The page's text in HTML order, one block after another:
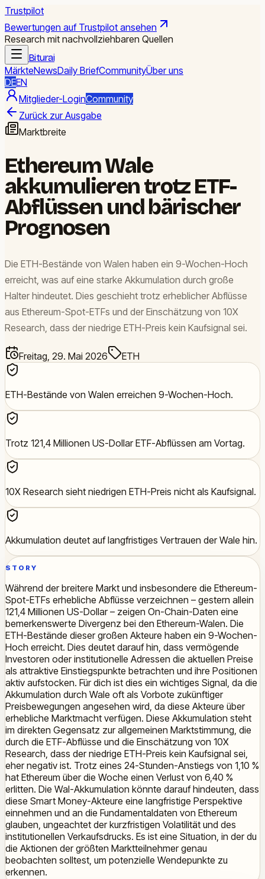
Trustpilot
Bewertungen auf Trustpilot ansehen
Research mit nachvollziehbaren Quellen
Biturai
MärkteNewsDaily BriefCommunityÜber uns
DEEN
Mitglieder-LoginCommunity
Zurück zur Ausgabe
Marktbreite
Ethereum Wale
akkumulieren trotz ETF-
Abflüssen und bärischer
Prognosen
Die ETH-Bestände von Walen haben ein 9-Wochen-Hoch
erreicht, was auf eine starke Akkumulation durch große
Halter hindeutet. Dies geschieht trotz erheblicher Abflüsse
aus Ethereum-Spot-ETFs und der Einschätzung von 10X
Research, dass der niedrige ETH-Preis kein Kaufsignal sei.
Freitag, 29. Mai 2026 ETH
ETH-Bestände von Walen erreichen 9-Wochen-Hoch.
Trotz 121,4 Millionen US-Dollar ETF-Abflüssen am Vortag.
10X Research sieht niedrigen ETH-Preis nicht als Kaufsignal.
Akkumulation deutet auf langfristiges Vertrauen der Wale hin.
STORY
Während der breitere Markt und insbesondere die Ethereum-
Spot-ETFs erhebliche Abflüsse verzeichnen – gestern allein
121,4 Millionen US-Dollar – zeigen On-Chain-Daten eine
bemerkenswerte Divergenz bei den Ethereum-Walen. Die
ETH-Bestände dieser großen Akteure haben ein 9-Wochen-
Hoch erreicht. Dies deutet darauf hin, dass vermögende
Investoren oder institutionelle Adressen die aktuellen Preise
als attraktive Einstiegspunkte betrachten und ihre Positionen
aktiv aufstocken. Für dich ist dies ein wichtiges Signal, da die
Akkumulation durch Wale oft als Vorbote zukünftiger
Preisbewegungen angesehen wird, da diese Akteure über
erhebliche Marktmacht verfügen. Diese Akkumulation steht
im direkten Gegensatz zur allgemeinen Marktstimmung, die
durch die ETF-Abflüsse und die Einschätzung von 10X
Research, dass der niedrige ETH-Preis kein Kaufsignal sei,
eher negativ ist. Trotz eines 24-Stunden-Anstiegs von 1,10 %
hat Ethereum über die Woche einen Verlust von 6,40 %
erlitten. Die Wal-Akkumulation könnte darauf hindeuten, dass
diese Smart Money-Akteure eine langfristige Perspektive
einnehmen und an die Fundamentaldaten von Ethereum
glauben, ungeachtet der kurzfristigen Volatilität und des
institutionellen Verkaufsdrucks. Es ist eine Situation, in der du
die Aktionen der größten Marktteilnehmer genau
beobachten solltest, um potenzielle Wendepunkte zu
erkennen.